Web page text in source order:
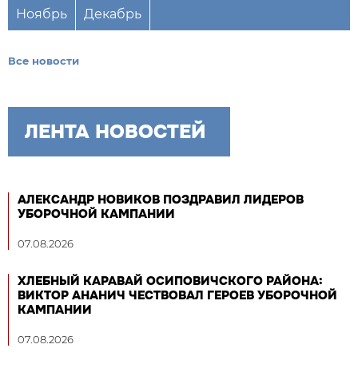
Ноябрь Декабрь
Все новости
ЛЕНТА НОВОСТЕЙ
АЛЕКСАНДР НОВИКОВ ПОЗДРАВИЛ ЛИДЕРОВ
УБОРОЧНОЙ КАМПАНИИ
07.08.2026
ХЛЕБНЫЙ КАРАВАЙ ОСИПОВИЧСКОГО РАЙОНА:
ВИКТОР АНАНИЧ ЧЕСТВОВАЛ ГЕРОЕВ УБОРОЧНОЙ
КАМПАНИИ
07.08.2026